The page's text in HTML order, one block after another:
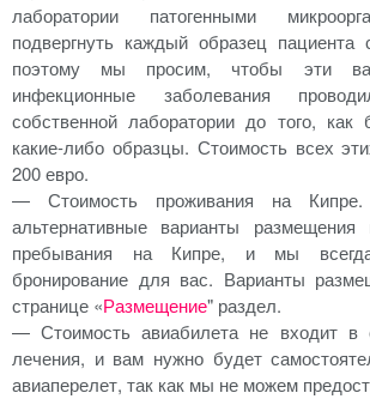
лаборатории патогенными
подвергнуть каждый образец пациента
поэтому мы просим, чтобы эти
инфекционные заболевания
собственной лаборатории до того, как
какие-либо образцы. Стоимость всех
200 евро.
— Стоимость проживания на
альтернативные варианты
пребывания на Кипре, и мы
бронирование для вас. Варианты
странице «Размещение" раздел.
— Стоимость авиабилета не входит в
лечения, и вам нужно будет
авиаперелет, так как мы не можем